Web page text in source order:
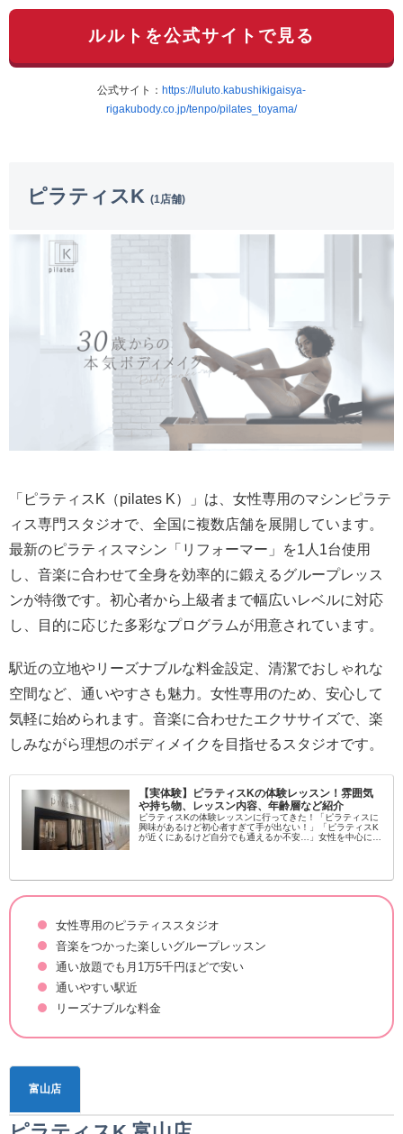
ルルトを公式サイトで見る
公式サイト： https://luluto.kabushikigaisya-
rigakubody.co.jp/tenpo/pilates_toyama/
ピラティスK (1店舗)
「ピラティスK（pilates K）」は、女性専用のマシンピラテ
ィス専門スタジオで、全国に複数店舗を展開しています。
最新のピラティスマシン「リフォーマー」を1人1台使用
し、音楽に合わせて全身を効率的に鍛えるグループレッス
ンが特徴です。初心者から上級者まで幅広いレベルに対応
し、目的に応じた多彩なプログラムが用意されています。
駅近の立地やリーズナブルな料金設定、清潔でおしゃれな
空間など、通いやすさも魅力。女性専用のため、安心して
気軽に始められます。音楽に合わせたエクササイズで、楽
しみながら理想のボディメイクを目指せるスタジオです。
【実体験】ピラティスKの体験レッスン！雰囲気
や持ち物、レッスン内容、年齢層など紹介
ピラティスKの体験レッスンに行ってきた！「ピラティスに
興味があるけど初心者すぎて手が出ない！」「ピラティスK
が近くにあるけど自分でも通えるか不安…」女性を中心に大
女性専用のピラティススタジオ
音楽をつかった楽しいグループレッスン
通い放題でも月1万5千円ほどで安い
通いやすい駅近
リーズナブルな料金
富山店